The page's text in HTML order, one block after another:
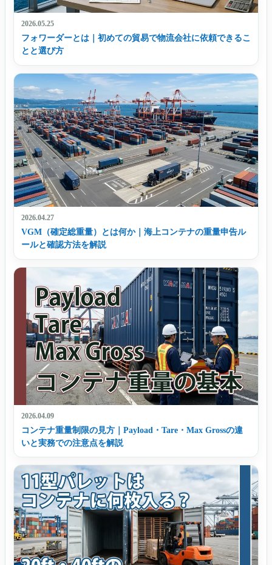
2026.05.25
フォワーダーとは｜初めての貿易で物流会社に依頼できるこ
とと選び方
2026.04.27
VGM（確定総重量）とは何か｜海上コンテナの重量申告ル
ールと確認方法を解説
2026.04.09
コンテナ重量制限の見方｜Payload・Tare・Max Grossの違
いと実務での注意点を解説